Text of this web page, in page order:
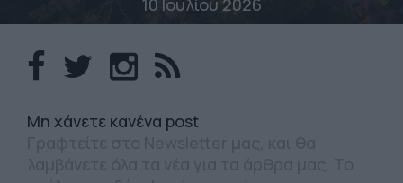
10 Ιουλίου 2026
Mη χάνετε κανένα post